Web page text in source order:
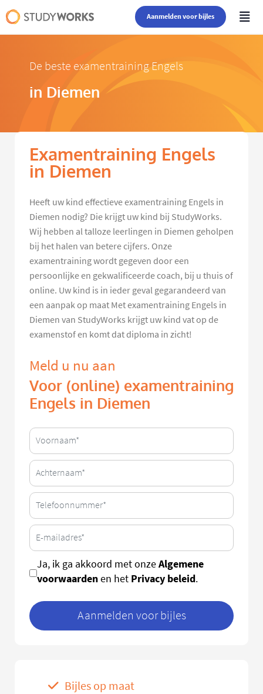
Aanmelden voor bijles
De beste examentraining Engels
in Diemen
Examentraining Engels
in Diemen
Heeft uw kind effectieve examentraining Engels in
Diemen nodig? Die krijgt uw kind bij StudyWorks.
Wij hebben al talloze leerlingen in Diemen geholpen
bij het halen van betere cijfers. Onze
examentraining wordt gegeven door een
persoonlijke en gekwalificeerde coach, bij u thuis of
online. Uw kind is in ieder geval gegarandeerd van
een aanpak op maat Met examentraining Engels in
Diemen van StudyWorks krijgt uw kind vat op de
examenstof en komt dat diploma in zicht!
Meld u nu aan
Voor (online) examentraining
Engels in Diemen
Ja, ik ga akkoord met onzeAlgemene
voorwaardenen het Privacy beleid.
Aanmelden voor bijles
Bijles op maat